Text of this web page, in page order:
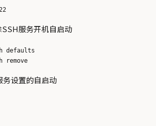
服务开机自启动
defaults
务设置的自启动